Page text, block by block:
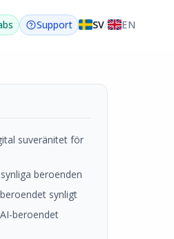
Support SV/ EN
suveränitet för
beroenden
synligt
beroendet